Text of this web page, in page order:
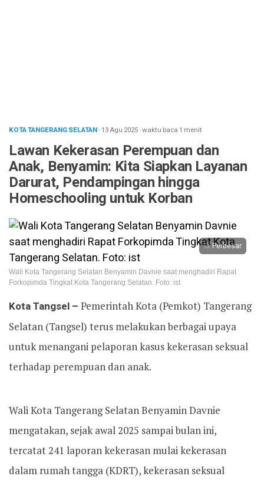
KOTA TANGERANG SELATAN· 13 Agu 2025·waktu baca 1 menit
Lawan Kekerasan Perempuan dan
Anak, Benyamin: Kita Siapkan Layanan
Darurat, Pendampingan hingga
Homeschooling untuk Korban
Perbesar
Wali Kota Tangerang Selatan Benyamin Davnie saat menghadiri Rapat
Forkopimda Tingkat Kota Tangerang Selatan. Foto: ist
Kota Tangsel – Pemerintah Kota (Pemkot) Tangerang
Selatan (Tangsel) terus melakukan berbagai upaya
untuk menangani pelaporan kasus kekerasan seksual
terhadap perempuan dan anak.
Wali Kota Tangerang Selatan Benyamin Davnie
mengatakan, sejak awal 2025 sampai bulan ini,
tercatat 241 laporan kekerasan mulai kekerasan
dalam rumah tangga (KDRT), kekerasan seksual